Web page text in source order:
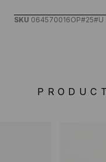
SKU 064570016OP#25#U